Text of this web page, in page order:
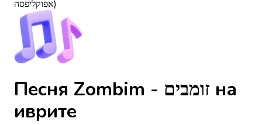
אפוקליפסה)
Песня Zombim - זומבים на
иврите